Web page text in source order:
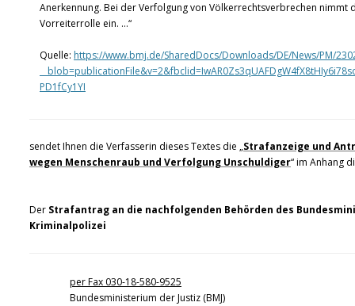
Anerkennung. Bei der Verfolgung von Völkerrechtsverbrechen nimmt
Vorreiterrolle ein. …“
Quelle: https://www.bmj.de/SharedDocs/Downloads/DE/News/PM/
PD1fCy1YI
sendet Ihnen die Verfasserin dieses Textes die „Strafanzeige und
wegen Menschenraub und Verfolgung Unschuldiger“ im Anhang
Der Strafantrag an die nachfolgenden Behörden des
Kriminalpolizei
per Fax 030-18-580-9525
Bundesministerium der Justiz (BMJ)